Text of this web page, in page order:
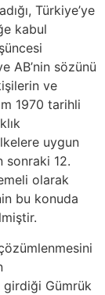
Türkiye’ye
kabul
AB’nin sözünü
ve
1970 tarihli
uygun
sonraki 12.
olarak
bu konuda
girdiği Gümrük